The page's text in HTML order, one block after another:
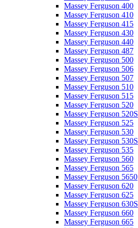
Massey Ferguson 400
Massey Ferguson 410
Massey Ferguson 415
Massey Ferguson 430
Massey Ferguson 440
Massey Ferguson 487
Massey Ferguson 500
Massey Ferguson 506
Massey Ferguson 507
Massey Ferguson 510
Massey Ferguson 515
Massey Ferguson 520
Massey Ferguson 520S
Massey Ferguson 525
Massey Ferguson 530
Massey Ferguson 530S
Massey Ferguson 535
Massey Ferguson 560
Massey Ferguson 565
Massey Ferguson 5650
Massey Ferguson 620
Massey Ferguson 625
Massey Ferguson 630S
Massey Ferguson 660
Massey Ferguson 665